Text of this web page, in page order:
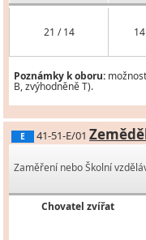
21 / 14 14
Poznámky k oboru:
B, zvýhodněně T).
E 41-51-E/01
Zaměření nebo Školní
Chovatel zvířat